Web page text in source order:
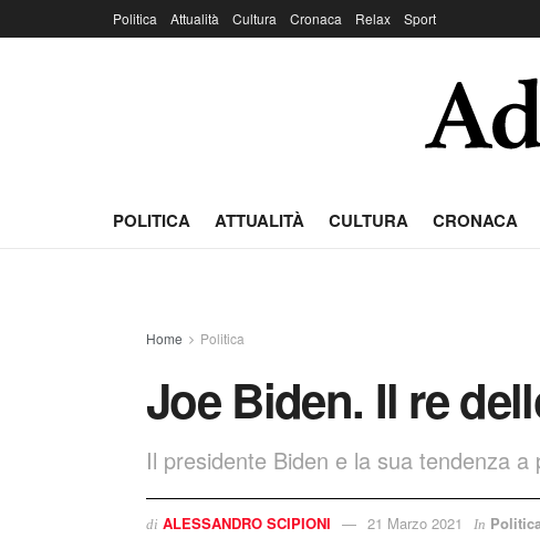
Politica Attualità Cultura Cronaca Relax Sport
POLITICA ATTUALITÀ CULTURA CRONACA
Home Politica
Joe Biden. Il re
Il presidente Biden e la sua tendenza a
di ALESSANDRO SCIPIONI 21 Marzo 2021 In